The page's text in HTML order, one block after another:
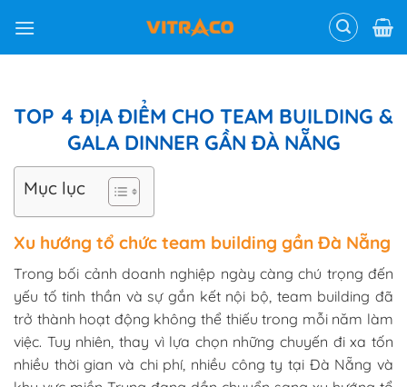
content
TOP 4 ĐỊA ĐIỂM CHO TEAM BUILDING &
GALA DINNER GẦN ĐÀ NẴNG
Mục lục
Xu hướng tổ chức team building gần Đà Nẵng
Trong bối cảnh doanh nghiệp ngày càng chú trọng đến
yếu tố tinh thần và sự gắn kết nội bộ, team building đã
trở thành hoạt động không thể thiếu trong mỗi năm làm
việc. Tuy nhiên, thay vì lựa chọn những chuyến đi xa tốn
nhiều thời gian và chi phí, nhiều công ty tại Đà Nẵng và